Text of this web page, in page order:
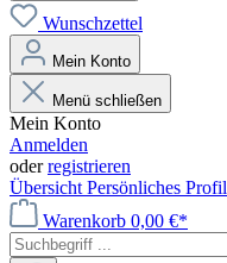
Wunschzettel
Mein Konto
Menü schließen
Mein Konto
Anmelden
oderregistrieren
Übersicht Persönliches Profil
Warenkorb 0,00 €*